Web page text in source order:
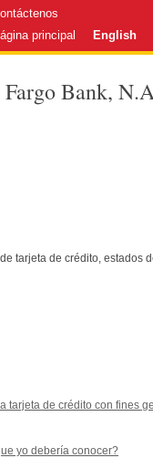
principal
English
Bank,
tarjeta de crédito, estados
tarjeta de crédito con fines
yo debería conocer?